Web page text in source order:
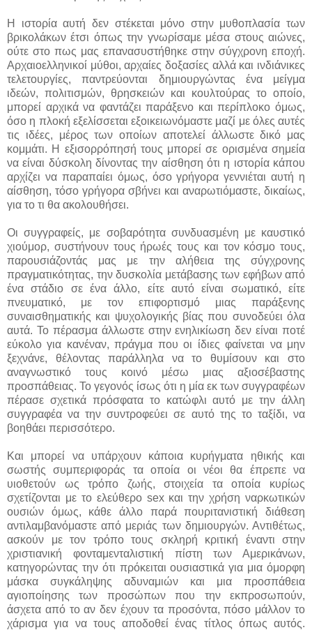
Η ιστορία αυτή δεν στέκεται μόνο στην μυθοπλασία των
βρικολάκων έτσι όπως την γνωρίσαμε μέσα στους αιώνες,
ούτε στο πως μας επανασυστήθηκε στην σύγχρονη εποχή.
Αρχαιοελληνικοί μύθοι, αρχαίες δοξασίες αλλά και ινδιάνικες
τελετουργίες, παντρεύονται δημιουργώντας ένα μείγμα
ιδεών, πολιτισμών, θρησκειών και κουλτούρας το οποίο,
μπορεί αρχικά να φαντάζει παράξενο και περίπλοκο όμως,
όσο η πλοκή εξελίσσεται εξοικειωνόμαστε μαζί με όλες αυτές
τις ιδέες, μέρος των οποίων αποτελεί άλλωστε δικό μας
κομμάτι. Η εξισορρόπησή τους μπορεί σε ορισμένα σημεία
να είναι δύσκολη δίνοντας την αίσθηση ότι η ιστορία κάπου
αρχίζει να παραπαίει όμως, όσο γρήγορα γεννιέται αυτή η
αίσθηση, τόσο γρήγορα σβήνει και αναρωτιόμαστε, δικαίως,
για το τι θα ακολουθήσει.
Οι συγγραφείς, με σοβαρότητα συνδυασμένη με καυστικό
χιούμορ, συστήνουν τους ήρωές τους και τον κόσμο τους,
παρουσιάζοντάς μας με την αλήθεια της σύγχρονης
πραγματικότητας, την δυσκολία μετάβασης των εφήβων από
ένα στάδιο σε ένα άλλο, είτε αυτό είναι σωματικό, είτε
πνευματικό, με τον επιφορτισμό μιας παράξενης
συναισθηματικής και ψυχολογικής βίας που συνοδεύει όλα
αυτά. Το πέρασμα άλλωστε στην ενηλικίωση δεν είναι ποτέ
εύκολο για κανέναν, πράγμα που οι ίδιες φαίνεται να μην
ξεχνάνε, θέλοντας παράλληλα να το θυμίσουν και στο
αναγνωστικό τους κοινό μέσω μιας αξιοσέβαστης
προσπάθειας. Το γεγονός ίσως ότι η μία εκ των συγγραφέων
πέρασε σχετικά πρόσφατα το κατώφλι αυτό με την άλλη
συγγραφέα να την συντροφεύει σε αυτό της το ταξίδι, να
βοηθάει περισσότερο.
Και μπορεί να υπάρχουν κάποια κυρήγματα ηθικής και
σωστής συμπεριφοράς τα οποία οι νέοι θα έπρεπε να
υιοθετούν ως τρόπο ζωής, στοιχεία τα οποία κυρίως
σχετίζονται με το ελεύθερο sex και την χρήση ναρκωτικών
ουσιών όμως, κάθε άλλο παρά πουριτανιστική διάθεση
αντιλαμβανόμαστε από μεριάς των δημιουργών. Αντιθέτως,
ασκούν με τον τρόπο τους σκληρή κριτική έναντι στην
χριστιανική φονταμενταλιστική πίστη των Αμερικάνων,
κατηγορώντας την ότι πρόκειται ουσιαστικά για μια όμορφη
μάσκα συγκάληψης αδυναμιών και μια προσπάθεια
αγιοποίησης των προσώπων που την εκπροσωπούν,
άσχετα από το αν δεν έχουν τα προσόντα, πόσο μάλλον το
χάρισμα για να τους αποδοθεί ένας τίτλος όπως αυτός.